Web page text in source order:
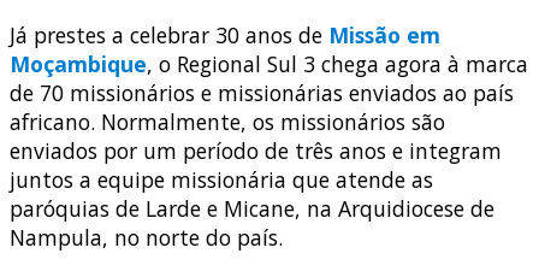
Já prestes a celebrar 30 anos de Missão em
Moçambique, o Regional Sul 3 chega agora à marca
de 70 missionários e missionárias enviados ao país
africano. Normalmente, os missionários são
enviados por um período de três anos e integram
juntos a equipe missionária que atende as
paróquias de Larde e Micane, na Arquidiocese de
Nampula, no norte do país.